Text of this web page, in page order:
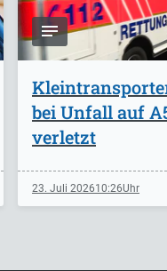
bei Unfall auf
verletzt
23. Juli 202610:26